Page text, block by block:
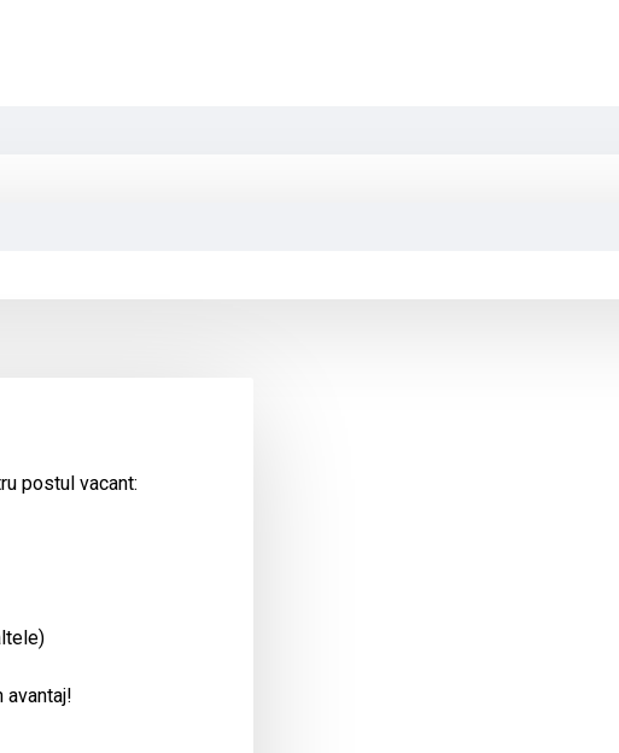
postul vacant:
avantaj!